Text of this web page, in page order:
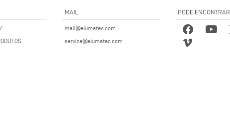
MAIL
mail@elumatec.com
service@elumatec.com
PODE